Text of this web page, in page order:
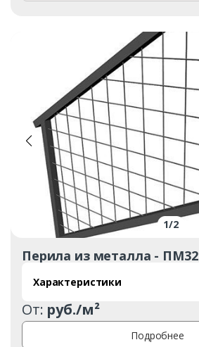
1/2
Перила из металла - ПМ32
Характеристики
От: руб./м²
Подробнее